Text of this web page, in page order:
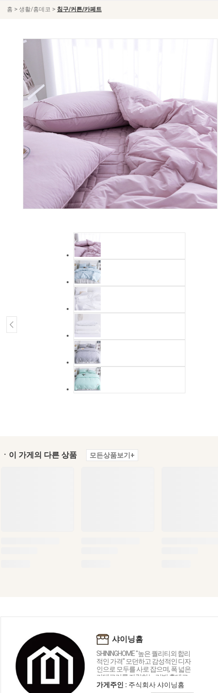
홈 > 생활/홈데코 > 침구/커튼/카페트
ㆍ이 가게의 다른 상품 모든상품보기+
샤이닝홈
SHININGHOME "높은 퀄리티외 합리
적인 가격" 모던하고 감성적인 디자
인으로 모두를 사로 잡으며, 폭 넓은
카테고리를 자랑하는 리빙 홈데코
인테리어 샤이닝홈입니다.
가게주인 : 주식회사 샤이닝홈